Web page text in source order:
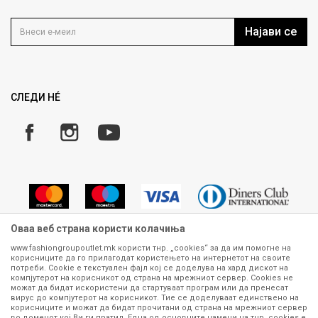
Кариера
Како да купите
Замена и рефундација на производи
Плаќање
Најави се
СЛЕДИ НÉ
Сите информации околу производите кои се изложени на нашата
онлајн продавница се стремиме да бидат конкретни, точни и прецизни,
меѓутоа не можеме да гарантираме дека се без ниту една грешка или
пак дека сите производи во моментот се достапни на залиха.
Фотографиите се најверодостојниот приказ на производот. Доколку
Оваа веб страна користи колачиња
www.fashiongroupoutlet.mk користи тнр. „cookies“ за да им помогне на
корисниците да го прилагодат користењето на интернетот на своите
потреби. Cookie е текстуален фајл кој се доделува на хард дискот на
компјутерот на корисникот од страна на мрежниот сервер. Cookies не
можат да бидат искористени да стартуваат програм или да пренесат
вирус до компјутерот на корисникот. Тие се доделуваат единствено на
корисниците и можат да бидат прочитани од страна на мрежниот сервер